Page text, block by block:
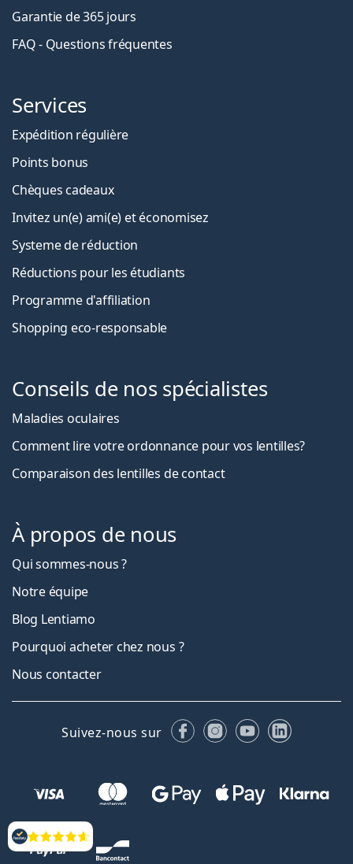
Évaluation
Garantie de 365 jours
FAQ - Questions fréquentes
Services
Expédition régulière
Points bonus
Chèques cadeaux
Invitez un(e) ami(e) et économisez
Systeme de réduction
Réductions pour les étudiants
Programme d'affiliation
Shopping eco-responsable
Conseils de nos spécialistes
Maladies oculaires
Comment lire votre ordonnance pour vos lentilles?
Comparaison des lentilles de contact
À propos de nous
Qui sommes-nous ?
Notre équipe
Blog Lentiamo
Pourquoi acheter chez nous ?
Nous contacter
Suivez-nous sur FacebookInstagram
YouTubeLinkedIn